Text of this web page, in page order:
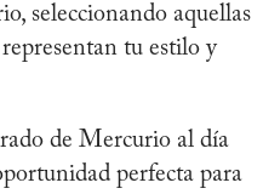
seleccionando aquellas
tu estilo y
de Mercurio al día
perfecta para